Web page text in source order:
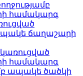
համակարգ
ճաղաշարի
համակարգ
ապակե ծածկի